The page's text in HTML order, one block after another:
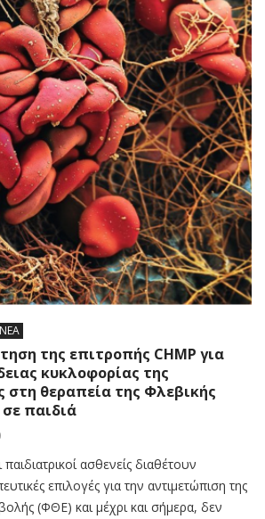
ΝΕΑ
της επιτροπής CHMP για
κυκλοφορίας της
στη θεραπεία της Φλεβικής
παιδιά
ασθενείς διαθέτουν
επιλογές για την αντιμετώπιση της
(ΦΘΕ) και μέχρι και σήμερα, δεν